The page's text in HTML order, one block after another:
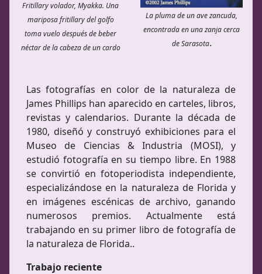
Fritillary volador, Myakka. Una
mariposa fritillary del golfo
toma vuelo después de beber
néctar de la cabeza de un cardo
La pluma de un ave zancuda,
encontrada en una zanja cerca
de Sarasota.
Las fotografías en color de la naturaleza de
James Phillips han aparecido en carteles, libros,
revistas y calendarios. Durante la década de
1980, diseñó y construyó exhibiciones para el
Museo de Ciencias & Industria (MOSI), y
estudió fotografía en su tiempo libre. En 1988
se convirtió en fotoperiodista independiente,
especializándose en la naturaleza de Florida y
en imágenes escénicas de archivo, ganando
numerosos premios. Actualmente está
trabajando en su primer libro de fotografía de
la naturaleza de Florida..
Trabajo reciente